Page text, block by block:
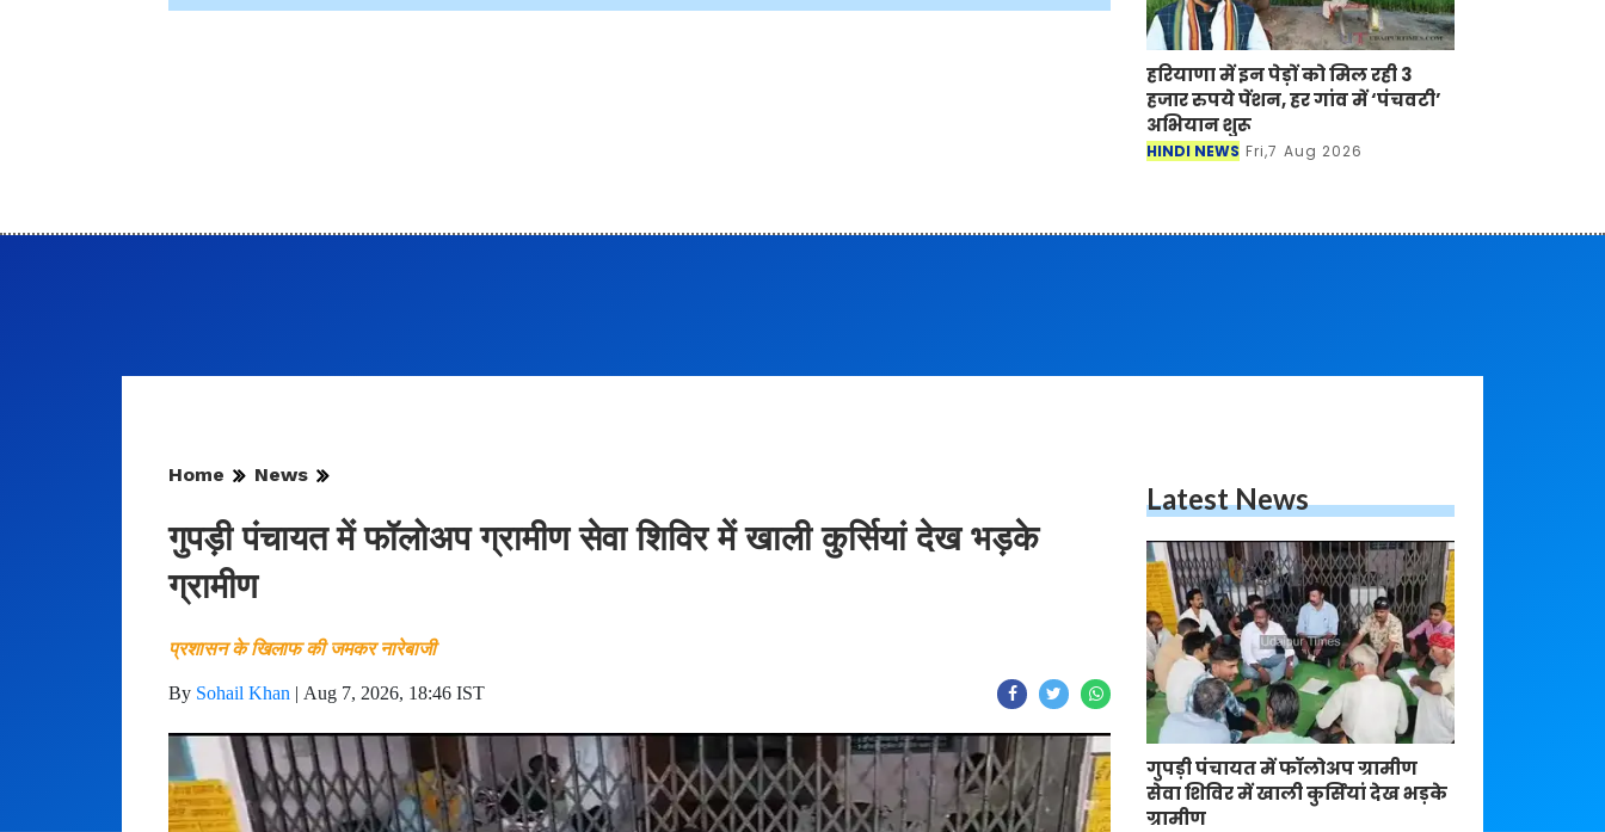
हरियाणा में इन पेड़ों को मिल रही 3
हजार रुपये पेंशन, हर गांव में ‘पंचवटी’
अभियान शुरू
HINDI NEWS Fri,7 Aug 2026
Home News
गुपड़ी पंचायत में फॉलोअप ग्रामीण सेवा शिविर में खाली कुर्सियां देख भड़के
ग्रामीण
प्रशासन के खिलाफ की जमकर नारेबाजी
By Sohail Khan | Aug 7, 2026, 18:46 IST
Latest News
गुपड़ी पंचायत में फॉलोअप ग्रामीण
सेवा शिविर में खाली कुर्सियां देख भड़के
ग्रामीण